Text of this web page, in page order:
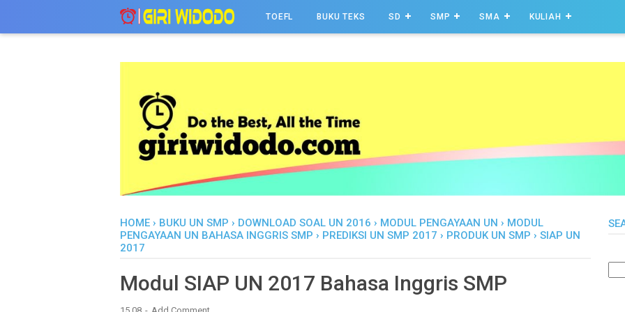
TOEFL BUKU TEKS SD SMP SMA KULIAH
HOME › BUKU UN SMP › DOWNLOAD SOAL UN 2016 › MODUL PENGAYAAN UN › MODUL
PENGAYAAN UN BAHASA INGGRIS SMP › PREDIKSI UN SMP 2017 › PRODUK UN SMP › SIAP UN
2017
Modul SIAP UN 2017 Bahasa Inggris SMP